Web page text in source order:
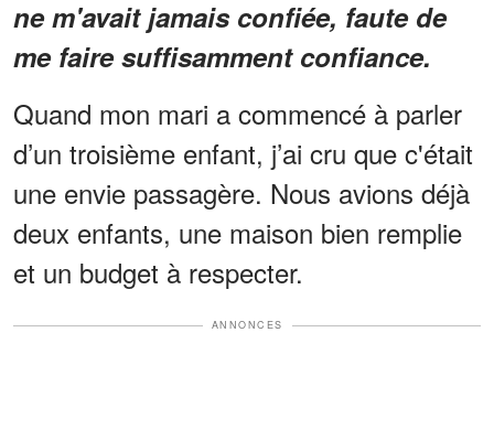
ne m'avait jamais confiée, faute de
me faire suffisamment confiance.
Quand mon mari a commencé à parler
d’un troisième enfant, j’ai cru que c'était
une envie passagère. Nous avions déjà
deux enfants, une maison bien remplie
et un budget à respecter.
ANNONCES